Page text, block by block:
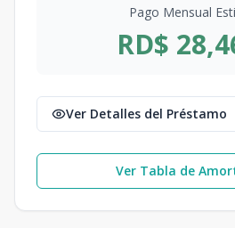
Pago Mensual
RD$
Ver Detalles del Préstamo
Ver Tabla de